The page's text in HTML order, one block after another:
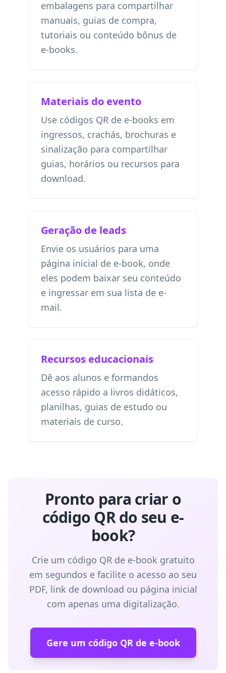
embalagens para compartilhar
manuais, guias de compra,
tutoriais ou conteúdo bônus de
e-books.
Materiais do evento
Use códigos QR de e-books em
ingressos, crachás, brochuras e
sinalização para compartilhar
guias, horários ou recursos para
download.
Geração de leads
Envie os usuários para uma
página inicial de e-book, onde
eles podem baixar seu conteúdo
e ingressar em sua lista de e-
mail.
Recursos educacionais
Dê aos alunos e formandos
acesso rápido a livros didáticos,
planilhas, guias de estudo ou
materiais de curso.
Pronto para criar o
código QR do seu e-
book?
Crie um código QR de e-book gratuito
em segundos e facilite o acesso ao seu
PDF, link de download ou página inicial
com apenas uma digitalização.
Gere um código QR de e-book